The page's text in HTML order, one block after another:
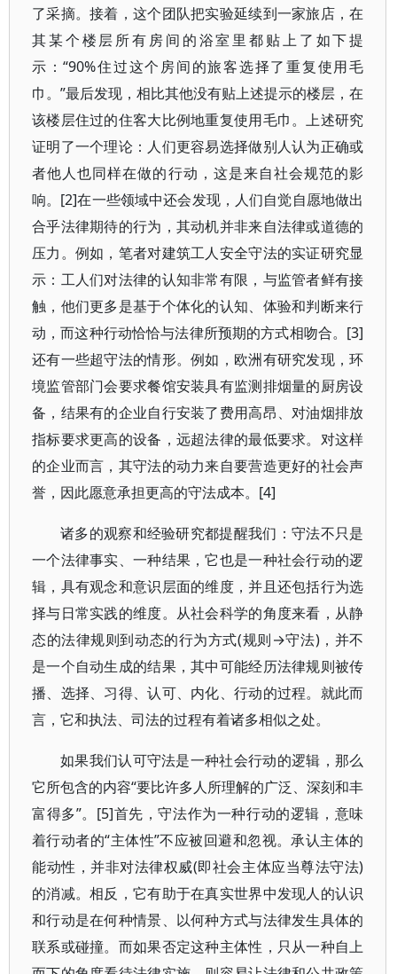
了采摘。接着，这个团队把实验延续到一家旅店，在
其某个楼层所有房间的浴室里都贴上了如下提
示：“90%住过这个房间的旅客选择了重复使用毛
巾。”最后发现，相比其他没有贴上述提示的楼层，在
该楼层住过的住客大比例地重复使用毛巾。上述研究
证明了一个理论：人们更容易选择做别人认为正确或
者他人也同样在做的行动，这是来自社会规范的影
响。[2]在一些领域中还会发现，人们自觉自愿地做出
合乎法律期待的行为，其动机并非来自法律或道德的
压力。例如，笔者对建筑工人安全守法的实证研究显
示：工人们对法律的认知非常有限，与监管者鲜有接
触，他们更多是基于个体化的认知、体验和判断来行
动，而这种行动恰恰与法律所预期的方式相吻合。[3]
还有一些超守法的情形。例如，欧洲有研究发现，环
境监管部门会要求餐馆安装具有监测排烟量的厨房设
备，结果有的企业自行安装了费用高昂、对油烟排放
指标要求更高的设备，远超法律的最低要求。对这样
的企业而言，其守法的动力来自要营造更好的社会声
誉，因此愿意承担更高的守法成本。[4]
诸多的观察和经验研究都提醒我们：守法不只是
一个法律事实、一种结果，它也是一种社会行动的逻
辑，具有观念和意识层面的维度，并且还包括行为选
择与日常实践的维度。从社会科学的角度来看，从静
态的法律规则到动态的行为方式(规则→守法)，并不
是一个自动生成的结果，其中可能经历法律规则被传
播、选择、习得、认可、内化、行动的过程。就此而
言，它和执法、司法的过程有着诸多相似之处。
如果我们认可守法是一种社会行动的逻辑，那么
它所包含的内容“要比许多人所理解的广泛、深刻和丰
富得多”。[5]首先，守法作为一种行动的逻辑，意味
着行动者的“主体性”不应被回避和忽视。承认主体的
能动性，并非对法律权威(即社会主体应当尊法守法)
的消减。相反，它有助于在真实世界中发现人的认识
和行动是在何种情景、以何种方式与法律发生具体的
联系或碰撞。而如果否定这种主体性，只从一种自上